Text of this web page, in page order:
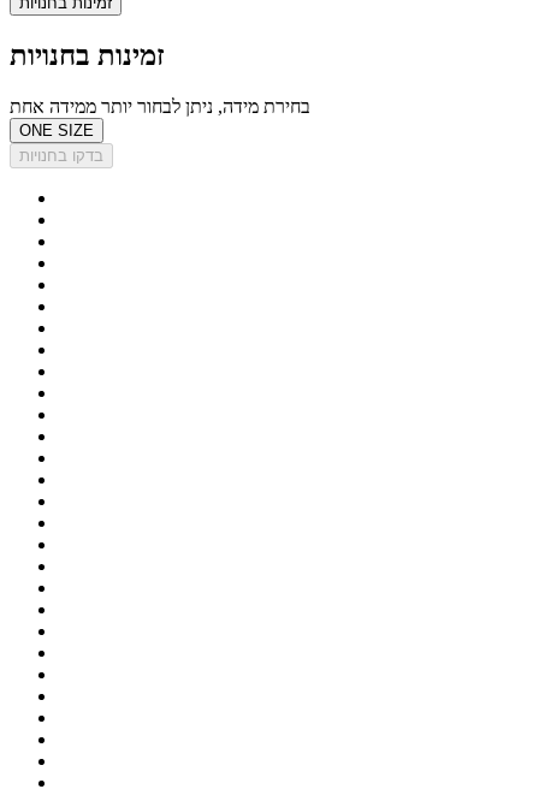
זמינות בחנויות
בחירת מידה, ניתן לבחור יותר ממידה אחת
ONE SIZE
בדקו בחנויות